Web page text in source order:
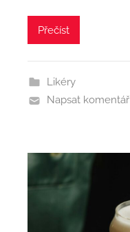
Přečíst
Likéry
Napsat komentář